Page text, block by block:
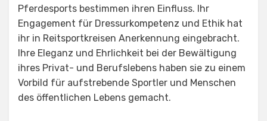
Pferdesports bestimmen ihren Einfluss. Ihr
Engagement für Dressurkompetenz und Ethik hat
ihr in Reitsportkreisen Anerkennung eingebracht.
Ihre Eleganz und Ehrlichkeit bei der Bewältigung
ihres Privat- und Berufslebens haben sie zu einem
Vorbild für aufstrebende Sportler und Menschen
des öffentlichen Lebens gemacht.